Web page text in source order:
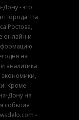
Дону - это
города. На
Ростова,
онлайн и
на
аналитика
Кроме
Дону на
события
-